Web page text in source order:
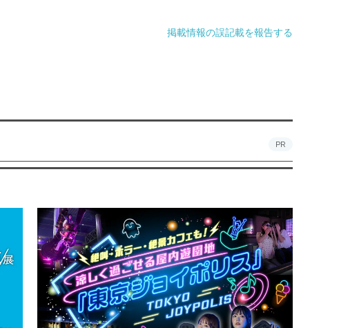
掲載情報の誤記載を報告する
PR